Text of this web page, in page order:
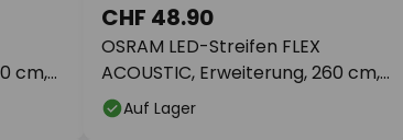
cm,
OSRAM LED-Streifen FLEX
ACOUSTIC, Erweiterung, 260 cm,
13 mm
CHF 48.90
Auf Lager